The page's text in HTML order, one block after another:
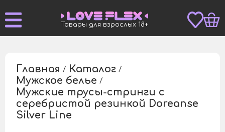
Товары для взрослых 18+
Главная / Каталог /
Мужское белье /
Мужские трусы-стринги с
серебристой резинкой Doreanse
Silver Line